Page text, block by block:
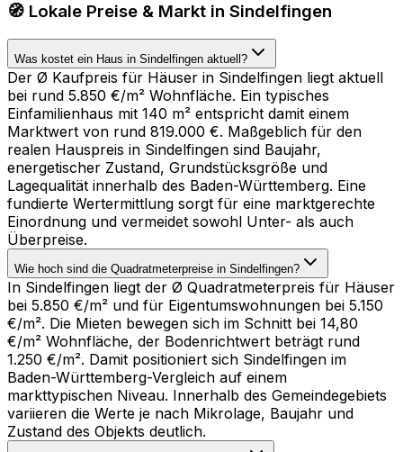
🧭 Lokale Preise & Markt in Sindelfingen
Was kostet ein Haus in Sindelfingen aktuell?
Der Ø Kaufpreis für Häuser in Sindelfingen liegt aktuell
bei rund 5.850 €/m² Wohnfläche. Ein typisches
Einfamilienhaus mit 140 m² entspricht damit einem
Marktwert von rund 819.000 €. Maßgeblich für den
realen Hauspreis in Sindelfingen sind Baujahr,
energetischer Zustand, Grundstücksgröße und
Lagequalität innerhalb des Baden-Württemberg. Eine
fundierte Wertermittlung sorgt für eine marktgerechte
Einordnung und vermeidet sowohl Unter- als auch
Überpreise.
Wie hoch sind die Quadratmeterpreise in Sindelfingen?
In Sindelfingen liegt der Ø Quadratmeterpreis für Häuser
bei 5.850 €/m² und für Eigentumswohnungen bei 5.150
€/m². Die Mieten bewegen sich im Schnitt bei 14,80
€/m² Wohnfläche, der Bodenrichtwert beträgt rund
1.250 €/m². Damit positioniert sich Sindelfingen im
Baden-Württemberg-Vergleich auf einem
markttypischen Niveau. Innerhalb des Gemeindegebiets
variieren die Werte je nach Mikrolage, Baujahr und
Zustand des Objekts deutlich.